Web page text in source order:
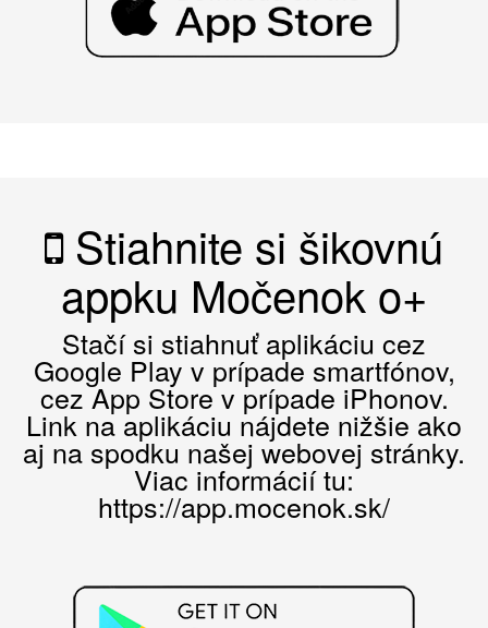
Stiahnite si šikovnú
appku Močenok o+
Stačí si stiahnuť aplikáciu cez
Google Play v prípade smartfónov,
cez App Store v prípade iPhonov.
Link na aplikáciu nájdete nižšie ako
aj na spodku našej webovej stránky.
Viac informácií tu:
https://app.mocenok.sk/